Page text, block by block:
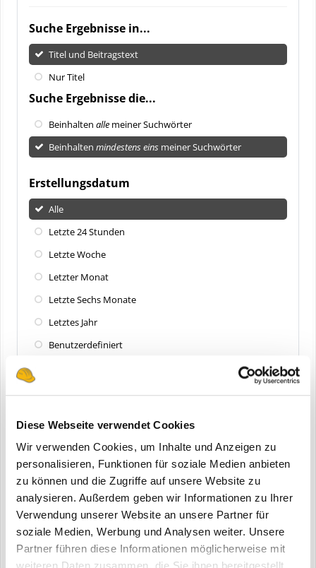
Diese Webseite verwendet Cookies
Wir verwenden Cookies, um Inhalte und Anzeigen zu
personalisieren, Funktionen für soziale Medien anbieten
zu können und die Zugriffe auf unsere Website zu
analysieren. Außerdem geben wir Informationen zu Ihrer
Verwendung unserer Website an unsere Partner für
soziale Medien, Werbung und Analysen weiter. Unsere
Partner führen diese Informationen möglicherweise mit
Suche Ergebnisse in...
Titel und Beitragstext
Nur Titel
Suche Ergebnisse die...
Beinhalten alle meiner Suchwörter
Beinhalten mindestens eins meiner Suchwörter
Erstellungsdatum
Alle
Letzte 24 Stunden
Letzte Woche
Letzter Monat
Letzte Sechs Monate
Letztes Jahr
Benutzerdefiniert
Zuletzt aktualisiert
Letzte 24 Stunden
Letzte Woche
Letzter Monat
Letzte Sechs Monate
Letztes Jahr
Benutzerdefiniert